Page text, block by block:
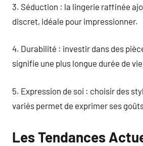
3. Séduction : la lingerie raffinée
discret, idéale pour impressionner.
4. Durabilité : investir dans des
signifie une plus longue durée de
5. Expression de soi : choisir des
variés permet de exprimer ses
Les Tendances